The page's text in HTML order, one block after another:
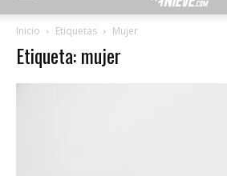
Inicio Etiquetas Mujer
Etiqueta: mujer